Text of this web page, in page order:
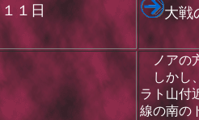
１日
大戦
この
ノアの
しかし
ラト山付
線の南の